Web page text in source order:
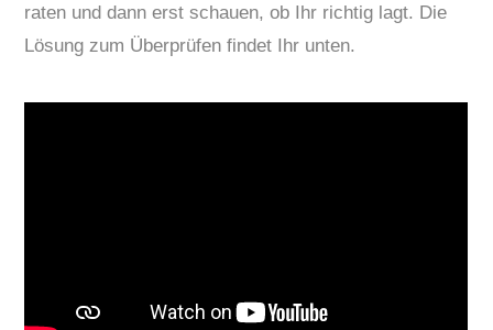
raten und dann erst schauen, ob Ihr richtig lagt. Die
Lösung zum Überprüfen findet Ihr unten.